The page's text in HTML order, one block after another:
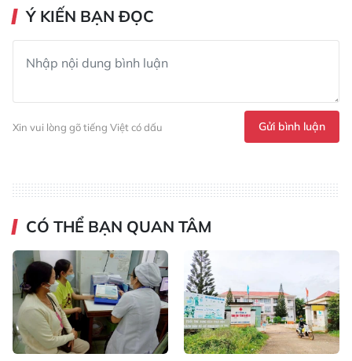
Ý KIẾN BẠN ĐỌC
Xin vui lòng gõ tiếng Việt có dấu Gửi bình luận
CÓ THỂ BẠN QUAN TÂM